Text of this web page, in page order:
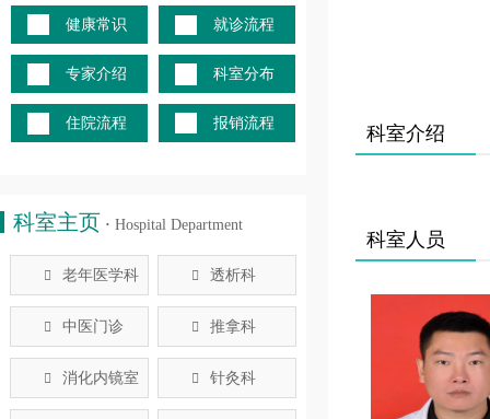
科室介绍
科室人员
健康常识 就诊流程
专家介绍 科室分布
住院流程 报销流程
科室主页 · Hospital Department
 老年医学科  透析科
 中医门诊  推拿科
 消化内镜室  针灸科